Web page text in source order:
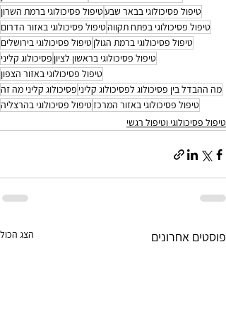
טיפול פסיכולוגי בבאר שבעטיפול פסיכולוגי ברמת השרון
טיפול פסיכולוגי בפתח תקווהטיפול פסיכולוגי באזור הדרום
טיפול פסיכולוגי ברמת הגולןטיפול פסיכולוגי בירושלים
טיפול פסיכולוגי בראשון לציון פסיכולוג קליני
טיפול פסיכולוגי באזור הצפון
מה ההבדל בין פסיכולוג לפסיכולוג קליני פסיכולוג קליני מה זה
טיפול פסיכולוגי באזור המרכזטיפול פסיכולוגי בהרצליה
טיפול פסיכולוגי וטיפול רגשי
פוסטים אחרונים הצג הכול